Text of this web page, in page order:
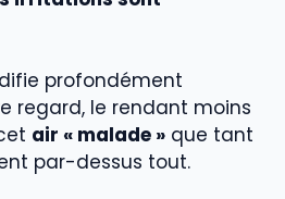
profondément
regard, le rendant moins
air « malade » que tant
par-dessus tout.